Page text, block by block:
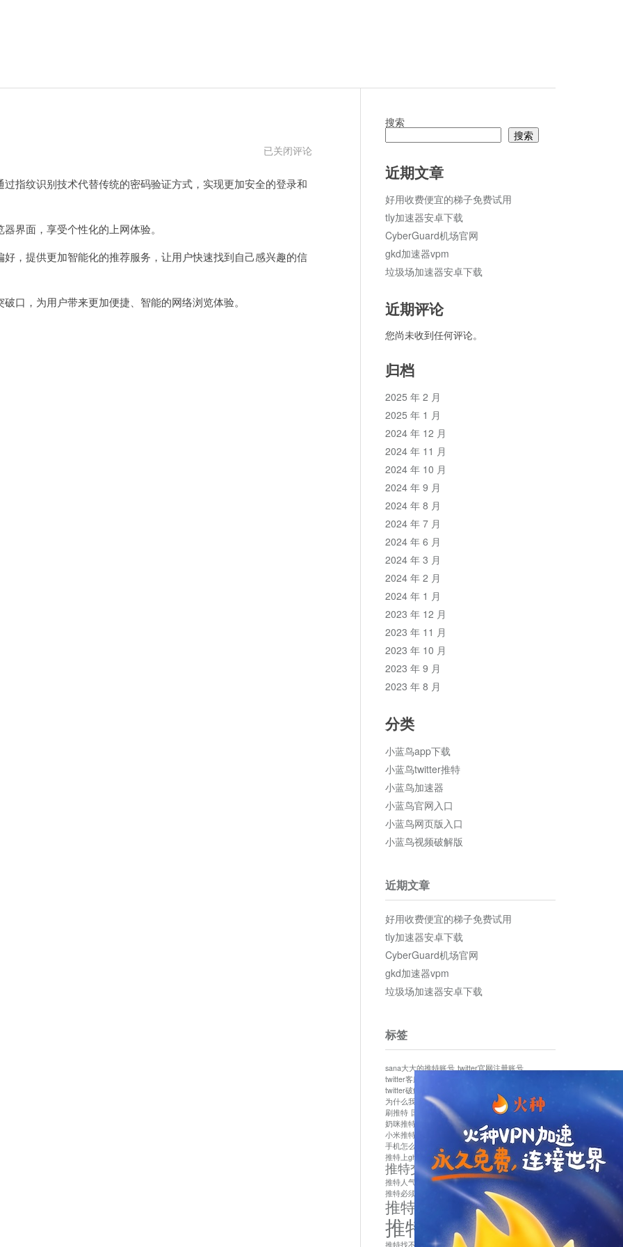
指
览
已关闭评论
纹识别技术代替传统的密码验证方式，实现更加安全的登录和
面，享受个性化的上网体验。
提供更加智能化的推荐服务，让用户快速找到自己感兴趣的信
，为用户带来更加便捷、智能的网络浏览体验。
搜索
搜索
近期文章
好用收费便宜的梯子免费试用
tly加速器安卓下载
CyberGuard机场官网
gkd加速器vpm
垃圾场加速器安卓下载
近期评论
您尚未收到任何评论。
归档
2025 年 2 月
2025 年 1 月
2024 年 12 月
2024 年 11 月
2024 年 10 月
2024 年 9 月
2024 年 8 月
2024 年 7 月
2024 年 6 月
2024 年 3 月
2024 年 2 月
2024 年 1 月
2023 年 12 月
2023 年 11 月
2023 年 10 月
2023 年 9 月
2023 年 8 月
分类
小蓝鸟app下载
小蓝鸟twitter推特
小蓝鸟加速器
小蓝鸟官网入口
小蓝鸟网页版入口
小蓝鸟视频破解版
近期文章
好用收费便宜的梯子免费试用
tly加速器安卓下载
CyberGuard机场官网
gkd加速器vpm
垃圾场加速器安卓下载
标签
sana大大的推特账号 twitter官网注册账号
twitter客服
twitter破解版下载
为什么我推特无法保存设置
作者sana推特是什么
刷推特 国内为什么不能用twitter 国内能用twitter吗
奶咪推特
如何找回推特密码
小米推特闪退是怎么回事 怎么看推特上的视频
手机怎么注册推特账号
推特devil
推特上ghs的女博主
推特交友软件app下载
推特人气萌货小蔡头喵喵喵 推特实名制
推特必须用外网吗
推特怎么取消关联手机号
推特怎么看敏感内容苹果
推特找不到账号 推特注册必须要手机号